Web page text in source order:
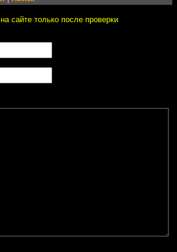
сайте только после проверки